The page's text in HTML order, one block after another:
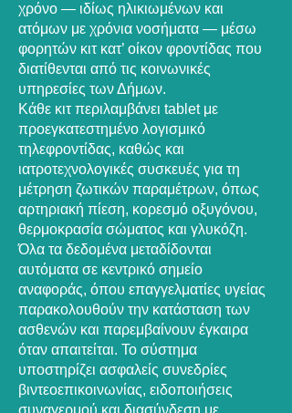
χρόνο — ιδίως ηλικιωμένων και
ατόμων με χρόνια νοσήματα — μέσω
φορητών κιτ κατ’ οίκον φροντίδας που
διατίθενται από τις κοινωνικές
υπηρεσίες των Δήμων.
Κάθε κιτ περιλαμβάνει tablet με
προεγκατεστημένο λογισμικό
τηλεφροντίδας, καθώς και
ιατροτεχνολογικές συσκευές για τη
μέτρηση ζωτικών παραμέτρων, όπως
αρτηριακή πίεση, κορεσμό οξυγόνου,
θερμοκρασία σώματος και γλυκόζη.
Όλα τα δεδομένα μεταδίδονται
αυτόματα σε κεντρικό σημείο
αναφοράς, όπου επαγγελματίες υγείας
παρακολουθούν την κατάσταση των
ασθενών και παρεμβαίνουν έγκαιρα
όταν απαιτείται. Το σύστημα
υποστηρίζει ασφαλείς συνεδρίες
βιντεοεπικοινωνίας, ειδοποιήσεις
συναγερμού και διασύνδεση με